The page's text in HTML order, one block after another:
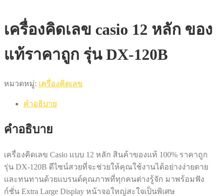
เครื่องคิดเลข casio 12 หลัก ของ
แท้ราคาถูก รุ่น DX-120B
หมวดหมู่: เครื่องคิดเลข
คำอธิบาย
คำอธิบาย
เครื่องคิดเลข Casio แบบ 12 หลัก สินค้าของแท้ 100% ราคาถูก
รุ่น DX-120B ดีไซน์สวยที่จะช่วยให้คุณใช้งานได้อย่างง่ายดาย
และทนทานด้วยแบรนด์คุณภาพที่ทุกคนต่างรู้จัก มาพร้อมฟัง
ก์ชั่น Extra Large Display หน้าจอใหญ่สะใจเป็นพิเศษ